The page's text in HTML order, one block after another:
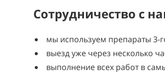
Сотрудничество с
мы используем препараты 3-
выезд уже через несколько
выполнение всех работ в